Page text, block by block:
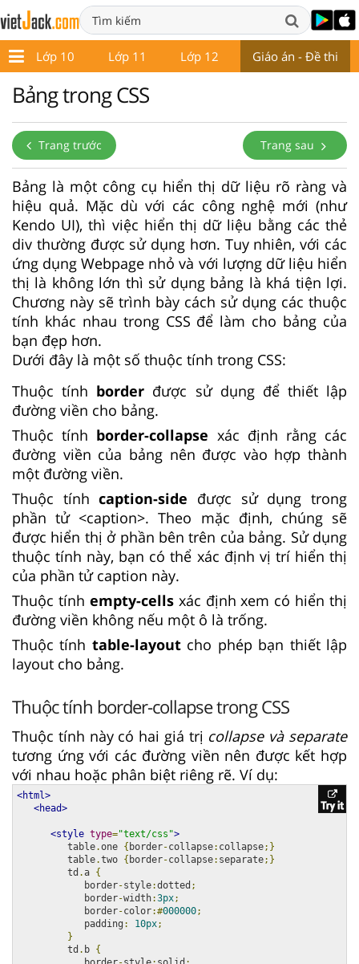
Lớp 10 Lớp 11 Lớp 12 Giáo án - Đề thi
Bảng trong CSS
Trang trước Trang sau
Bảng là một công cụ hiển thị dữ liệu rõ ràng và
hiệu quả. Mặc dù với các công nghệ mới (như
Kendo UI), thì việc hiển thị dữ liệu bằng các thẻ
div thường được sử dụng hơn. Tuy nhiên, với các
ứng dụng Webpage nhỏ và với lượng dữ liệu hiển
thị là không lớn thì sử dụng bảng là khá tiện lợi.
Chương này sẽ trình bày cách sử dụng các thuộc
tính khác nhau trong CSS để làm cho bảng của
bạn đẹp hơn.
Dưới đây là một số thuộc tính trong CSS:
Thuộc tính border được sử dụng để thiết lập
đường viền cho bảng.
Thuộc tính border-collapse xác định rằng các
đường viền của bảng nên được vào hợp thành
một đường viền.
Thuộc tínhcaption-side được sử dụng trong
phần tử <caption>. Theo mặc định, chúng sẽ
được hiển thị ở phần bên trên của bảng. Sử dụng
thuộc tính này, bạn có thể xác định vị trí hiển thị
của phần tử caption này.
Thuộc tính empty-cellsxác định xem có hiển thị
đường viền không nếu một ô là trống.
Thuộc tính table-layoutcho phép bạn thiết lập
layout cho bảng.
Thuộc tính border-collapse trong CSS
Thuộc tính này có hai giá trị collapse và separate
tương ứng với các đường viền nên được kết hợp
với nhau hoặc phân biệt riêng rẽ. Ví dụ:
<html>
<head>
<style type="text/css">
         table
.one { border-collapse: collapse;}
         table
.two { border-collapse: separate;}
         td
.a {
            border
-style:dotted ;
            border
-width:3px;
            border
-color:#000000;
            padding
: 10px;
}
         td
. b {